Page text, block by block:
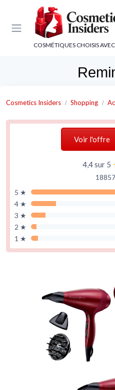
COSMÉTIQUES CHOISIS
Cosmetics Insiders Shopping
Voir l'offre
4,4 sur 5
5 ★
4 ★
3 ★
2 ★
1 ★
Panneau de gestion des cookies